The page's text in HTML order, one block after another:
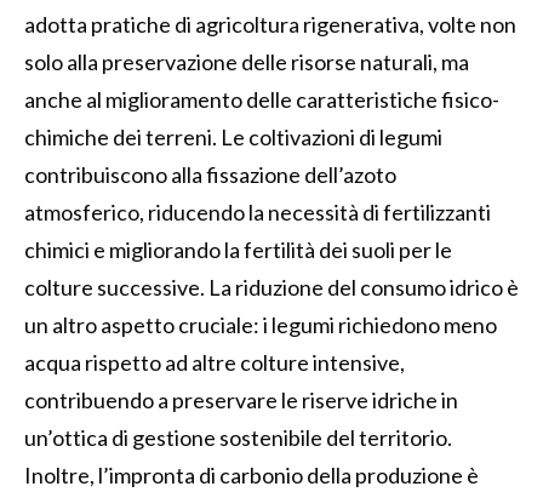
adotta pratiche di agricoltura rigenerativa, volte non
solo alla preservazione delle risorse naturali, ma
anche al miglioramento delle caratteristiche fisico-
chimiche dei terreni. Le coltivazioni di legumi
contribuiscono alla fissazione dell’azoto
atmosferico, riducendo la necessità di fertilizzanti
chimici e migliorando la fertilità dei suoli per le
colture successive. La riduzione del consumo idrico è
un altro aspetto cruciale: i legumi richiedono meno
acqua rispetto ad altre colture intensive,
contribuendo a preservare le riserve idriche in
un’ottica di gestione sostenibile del territorio.
Inoltre, l’impronta di carbonio della produzione è